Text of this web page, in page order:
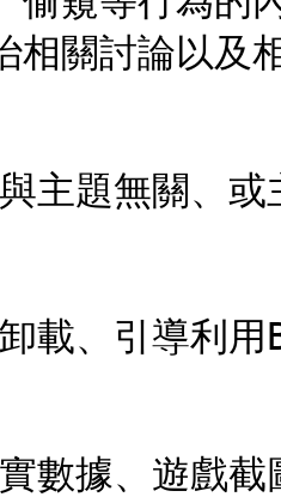
相關討論以及
題無關、或
、引導利用
數據、遊戲截